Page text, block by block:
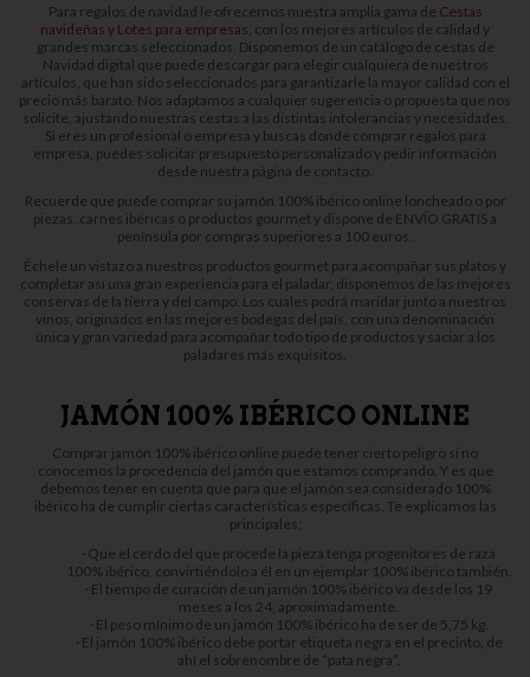
Para regalos de navidad le ofrecemos nuestra amplia gama de Cestas
navideñas y Lotes para empresas , con los mejores artículos de calidad y
grandes marcas seleccionados. Disponemos de un catálogo de cestas de
Navidad digital que puede descargar para elegir cualquiera de nuestros
artículos, que han sido seleccionados para garantizarle la mayor calidad con el
precio más barato. Nos adaptamos a cualquier sugerencia o propuesta que nos
solicite, ajustando nuestras cestas a las distintas intolerancias y necesidades.
Si eres un profesional o empresa y buscas donde comprar regalos para
empresa, puedes solicitar presupuesto personalizado y pedir información
desde nuestra página de contacto.
Recuerde que puede comprar su jamón 100% ibérico online loncheado o por
piezas, carnes ibéricas o productos gourmet y dispone de ENVÍO GRATIS a
península por compras superiores a 100 euros.
Échele un vistazo a nuestros productos gourmet para acompañar sus platos y
completar así una gran experiencia para el paladar, disponemos de las mejores
conservas de la tierra y del campo. Los cuales podrá maridar junto a nuestros
vinos, originados en las mejores bodegas del país, con una denominación
única y gran variedad para acompañar todo tipo de productos y saciar a los
paladares más exquisitos.
JAMÓN 100% IBÉRICO ONLINE
Comprar jamón 100% ibérico online puede tener cierto peligro si no
conocemos la procedencia del jamón que estamos comprando. Y es que
debemos tener en cuenta que para que el jamón sea considerado 100%
ibérico ha de cumplir ciertas características específicas. Te explicamos las
principales:
· Que el cerdo del que procede la pieza tenga progenitores de raza
100% ibérico, convirtiéndolo a él en un ejemplar 100% ibérico también.
· El tiempo de curación de un jamón 100% ibérico va desde los 19
meses a los 24, aproximadamente.
· El peso mínimo de un jamón 100% ibérico ha de ser de 5,75 kg.
· El jamón 100% ibérico debe portar etiqueta negra en el precinto, de
ahí el sobrenombre de “pata negra”.